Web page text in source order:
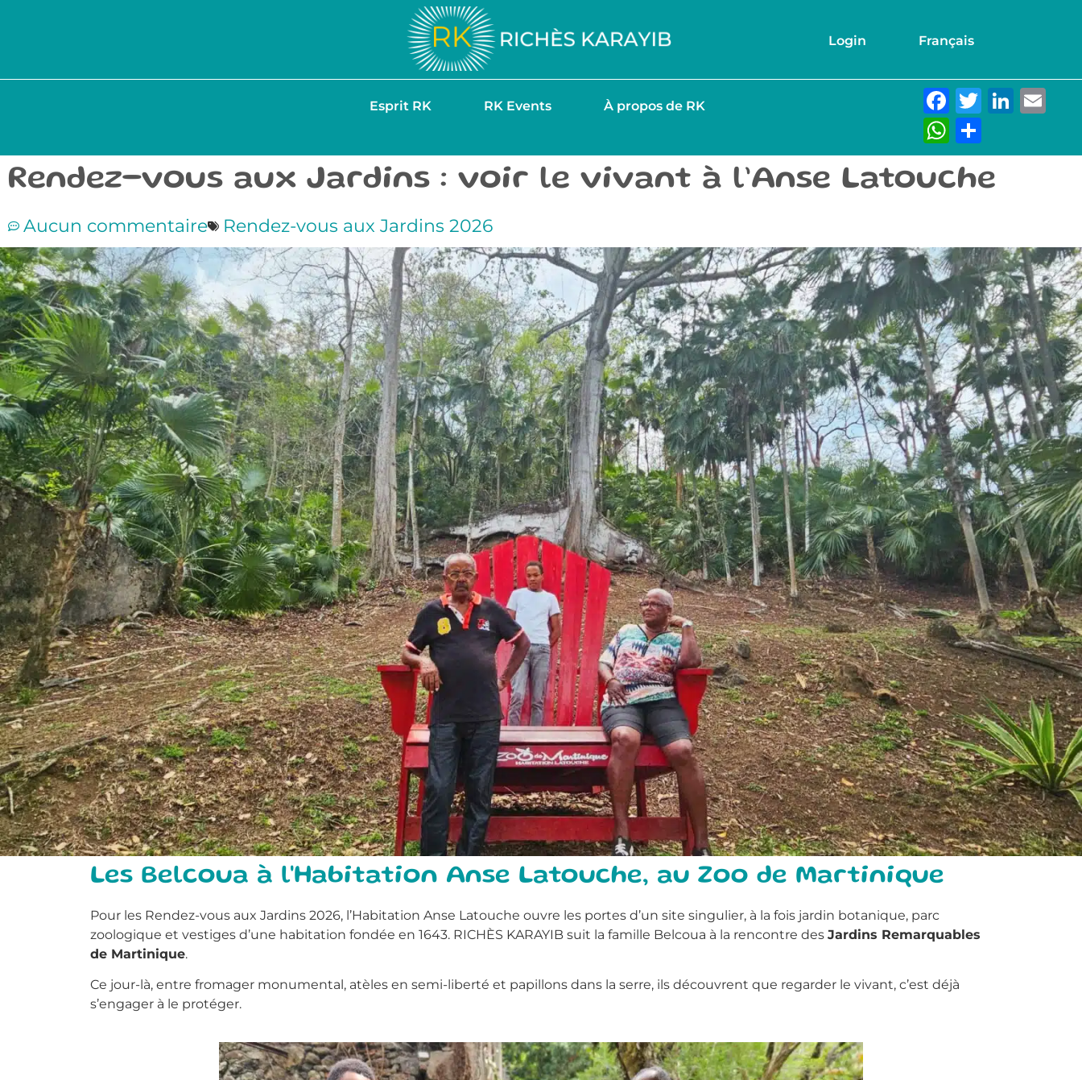
Login Français
Esprit RK RK Events À propos de RK Facebook
Twitter
Rendez-vous aux Jardins : voir le vivant à l’Anse Latouche
Aucun commentaire Rendez-vous aux Jardins 2026
Les Belcoua à l'Habitation Anse Latouche, au Zoo de Martinique
Pour les Rendez-vous aux Jardins 2026, l’Habitation Anse Latouche ouvre les portes d’un site singulier, à la fois jardin botanique, parc
zoologique et vestiges d’une habitation fondée en 1643. RICHÈS KARAYIB suit la famille Belcoua à la rencontre des Jardins Remarquables
de Martinique.
Ce jour-là, entre fromager monumental, atèles en semi-liberté et papillons dans la serre, ils découvrent que regarder le vivant, c’est déjà
s’engager à le protéger.